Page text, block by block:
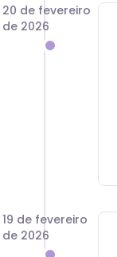
20 de fevereiro
de 2026
19 de fevereiro
de 2026